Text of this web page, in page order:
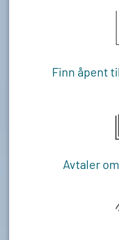
Finn åpent
Avtaler